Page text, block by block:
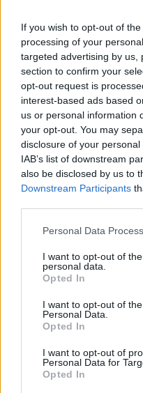
If you wish to opt-out of
processing of your
targeted advertising by us,
section to confirm your
opt-out request is
interest-based ads based
us or personal information
your opt-out. You may
disclosure of your
IAB’s list of downstream
also be disclosed by us to
Downstream Participants
Please note that this
not limited to your visit or
grant or deny consent to
use your data for below
consent section.
Personal Data
I want to opt-out of
personal data.
Opted In
I want to opt-out of
Personal Data.
Opted In
I want to opt-out of
Personal Data for
Opted In
via. L’alternanza di
un ambiente naturale
urbani, conoasi
Come arrivare
locale o bici verso
Durata1,5–2 ore
Cosa vedere
casoni costieri.
bassa difficoltàe
tratti ancora più
più pianeggianti o
corto. In zone
attenersi alla
verificare sul posto